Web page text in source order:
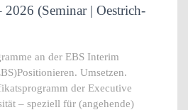
(Seminar | Oestrich-
an der EBS Interim
Umsetzen.
der Executive
– speziell für (angehende)